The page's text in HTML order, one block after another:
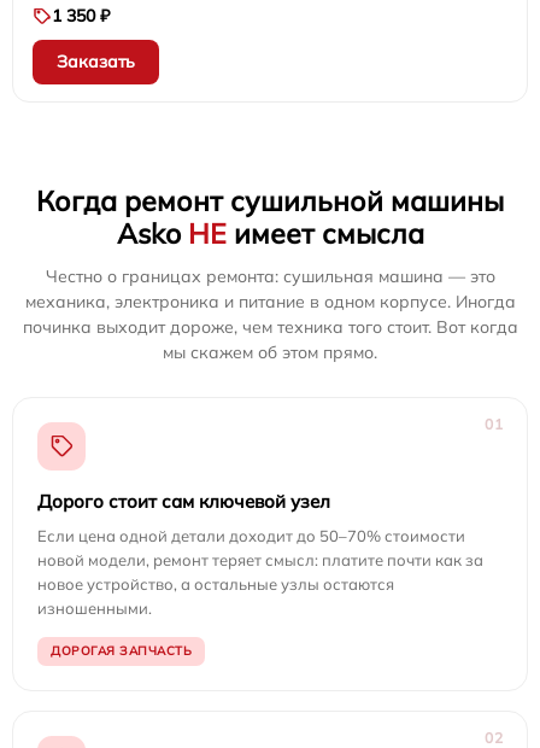
1 350 ₽
Заказать
Когда ремонт сушильной машины
Asko НЕимеет смысла
Честно о границах ремонта: сушильная машина — это
механика, электроника и питание в одном корпусе. Иногда
починка выходит дороже, чем техника того стоит. Вот когда
мы скажем об этом прямо.
01
Дорого стоит сам ключевой узел
Если цена одной детали доходит до 50–70% стоимости
новой модели, ремонт теряет смысл: платите почти как за
новое устройство, а остальные узлы остаются
изношенными.
ДОРОГАЯ ЗАПЧАСТЬ
02